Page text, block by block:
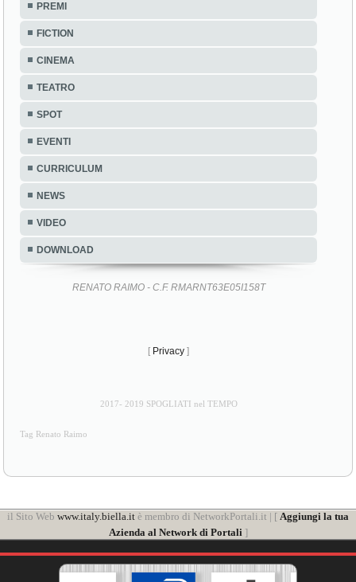
PREMI
FICTION
CINEMA
TEATRO
SPOT
EVENTI
CURRICULUM
NEWS
VIDEO
DOWNLOAD
RENATO RAIMO - C.F. RMARNT63E05I158T
[ Privacy ]
2017- 2019 SPOGLIATI nel TEMPO
Tag Renato Raimo
il Sito Web www.italy.biella.it è membro di NetworkPortali.it | [ Aggiungi la tua
Azienda al Network di Portali]